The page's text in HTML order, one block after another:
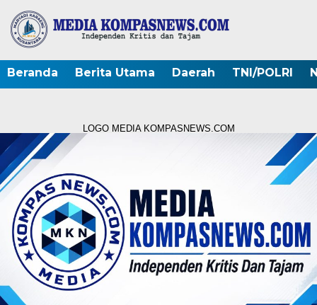
Beranda Berita Utama Daerah TNI/POLRI
LOGO MEDIA KOMPASNEWS.COM